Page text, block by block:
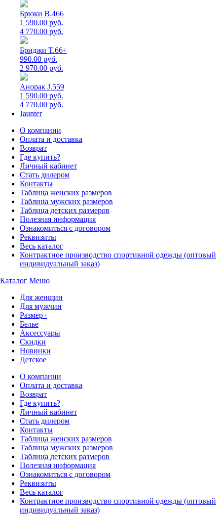
Брюки B.466
1 590.00 руб.
4 770.00 руб.
Бриджи T.66+
990.00 руб.
2 970.00 руб.
Анорак J.559
1 590.00 руб.
4 770.00 руб.
Jaunter
О компании
Оплата и доставка
Возврат
Где купить?
Личный кабинет
Стать дилером
Контакты
Таблица женских размеров
Таблица мужских размеров
Таблица детских размеров
Полезная информация
Ознакомиться с договором
Реквизиты
Весь каталог
Контрактное производство спортивной одежды (оптовый
индивидуальный заказ)
Каталог Меню
Для женщин
Для мужчин
Размер+
Белье
Аксессуары
Скидки
Новинки
Детское
О компании
Оплата и доставка
Возврат
Где купить?
Личный кабинет
Стать дилером
Контакты
Таблица женских размеров
Таблица мужских размеров
Таблица детских размеров
Полезная информация
Ознакомиться с договором
Реквизиты
Весь каталог
Контрактное производство спортивной одежды (оптовый
индивидуальный заказ)